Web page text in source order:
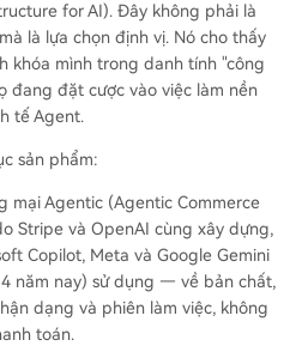
for AI). Đây không phải là
là lựa chọn định vị. Nó cho thấy
khóa mình trong danh tính "công
đang đặt cược vào việc làm nền
tế Agent.
sản phẩm:
mại Agentic (Agentic Commerce
Stripe và OpenAI cùng xây dựng,
Copilot, Meta và Google Gemini
năm nay) sử dụng — về bản chất,
dạng và phiên làm việc, không
toán.